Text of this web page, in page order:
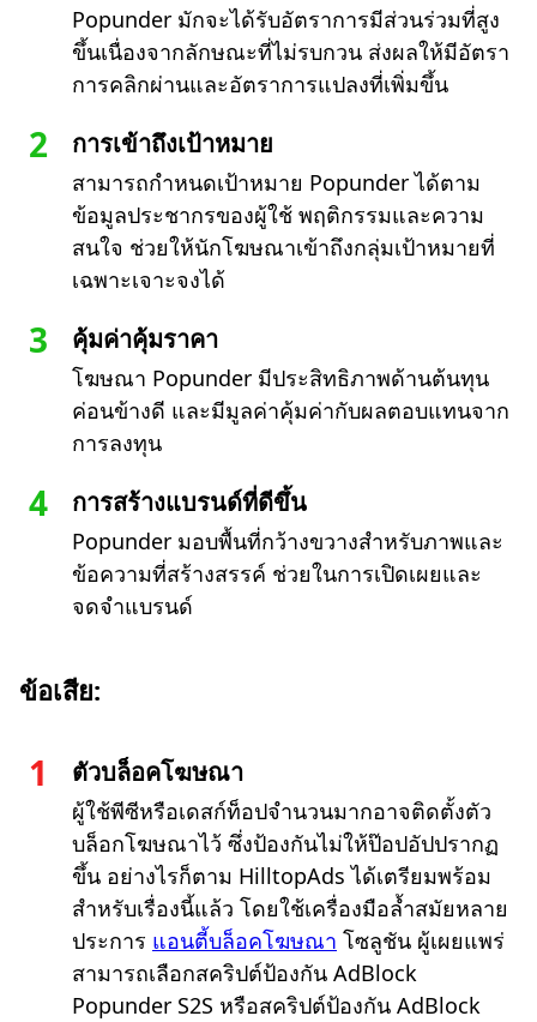
Popunder มักจะได้รับอัตราการมีส่วนร่วมที่สูง
ขึ้นเนื่องจากลักษณะที่ไม่รบกวน ส่งผลให้มีอัตรา
การคลิกผ่านและอัตราการแปลงที่เพิ่มขึ้น
การเข้าถึงเป้าหมาย
สามารถกำหนดเป้าหมาย Popunder ได้ตาม
ข้อมูลประชากรของผู้ใช้ พฤติกรรมและความ
สนใจ ช่วยให้นักโฆษณาเข้าถึงกลุ่มเป้าหมายที่
เฉพาะเจาะจงได้
คุ้มค่าคุ้มราคา
โฆษณา Popunder มีประสิทธิภาพด้านต้นทุน
ค่อนข้างดี และมีมูลค่าคุ้มค่ากับผลตอบแทนจาก
การลงทุน
การสร้างแบรนด์ที่ดีขึ้น
Popunder มอบพื้นที่กว้างขวางสำหรับภาพและ
ข้อความที่สร้างสรรค์ ช่วยในการเปิดเผยและ
จดจำแบรนด์
ข้อเสีย:
ตัวบล็อคโฆษณา
ผู้ใช้พีซีหรือเดสก์ท็อปจำนวนมากอาจติดตั้งตัว
บล็อกโฆษณาไว้ ซึ่งป้องกันไม่ให้ป๊อปอัปปรากฏ
ขึ้น อย่างไรก็ตาม HilltopAds ได้เตรียมพร้อม
สำหรับเรื่องนี้แล้ว โดยใช้เครื่องมือล้ำสมัยหลาย
ประการ แอนตี้บล็อคโฆษณา โซลูชัน ผู้เผยแพร่
สามารถเลือกสคริปต์ป้องกัน AdBlock
Popunder S2S หรือสคริปต์ป้องกัน AdBlock